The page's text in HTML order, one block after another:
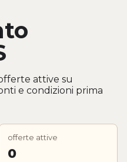
attive su
e condizioni prima
offerte attive
0